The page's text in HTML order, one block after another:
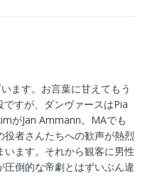
ます。お言葉に甘えてもう
すが、ダンヴァースはPia
がJan Ammann。MAでも
者さんたちへの歓声が熱烈
ます。それから観客に男性
倒的な帝劇とはずいぶん違